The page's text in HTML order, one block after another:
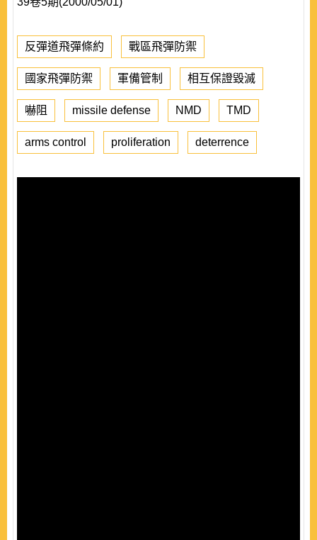
反彈道飛彈條約 戰區飛彈防禦
國家飛彈防禦 軍備管制 相互保證毀滅
嚇阻 missile defense NMD TMD
arms control proliferation deterrence